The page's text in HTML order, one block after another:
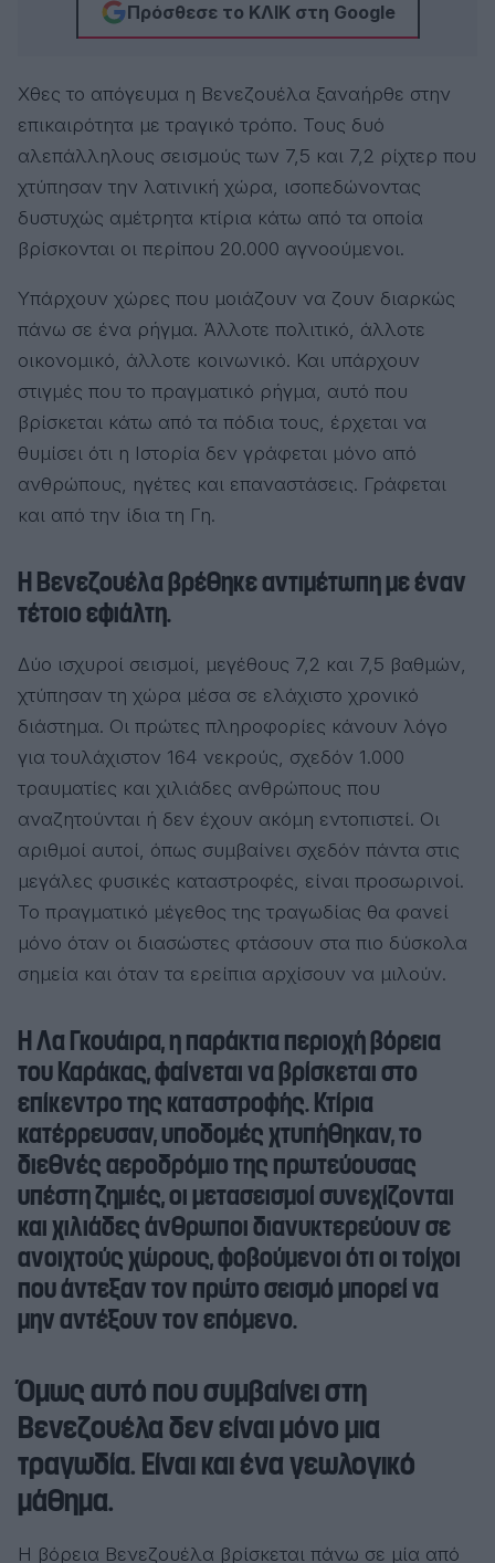
Πρόσθεσε το ΚΛΙΚ στη Google
Χθες το απόγευμα η Βενεζουέλα ξαναήρθε στην
επικαιρότητα με τραγικό τρόπο. Τους δυό
αλεπάλληλους σεισμούς των 7,5 και 7,2 ρίχτερ που
χτύπησαν την λατινική χώρα, ισοπεδώνοντας
δυστυχώς αμέτρητα κτίρια κάτω από τα οποία
βρίσκονται οι περίπου 20.000 αγνοούμενοι.
Υπάρχουν χώρες που μοιάζουν να ζουν διαρκώς
πάνω σε ένα ρήγμα. Άλλοτε πολιτικό, άλλοτε
οικονομικό, άλλοτε κοινωνικό. Και υπάρχουν
στιγμές που το πραγματικό ρήγμα, αυτό που
βρίσκεται κάτω από τα πόδια τους, έρχεται να
θυμίσει ότι η Ιστορία δεν γράφεται μόνο από
ανθρώπους, ηγέτες και επαναστάσεις. Γράφεται
και από την ίδια τη Γη.
Η Βενεζουέλα βρέθηκε αντιμέτωπη με έναν
τέτοιο εφιάλτη.
Δύο ισχυροί σεισμοί, μεγέθους 7,2 και 7,5 βαθμών,
χτύπησαν τη χώρα μέσα σε ελάχιστο χρονικό
διάστημα. Οι πρώτες πληροφορίες κάνουν λόγο
για τουλάχιστον 164 νεκρούς, σχεδόν 1.000
τραυματίες και χιλιάδες ανθρώπους που
αναζητούνται ή δεν έχουν ακόμη εντοπιστεί. Οι
αριθμοί αυτοί, όπως συμβαίνει σχεδόν πάντα στις
μεγάλες φυσικές καταστροφές, είναι προσωρινοί.
Το πραγματικό μέγεθος της τραγωδίας θα φανεί
μόνο όταν οι διασώστες φτάσουν στα πιο δύσκολα
σημεία και όταν τα ερείπια αρχίσουν να μιλούν.
Η Λα Γκουάιρα, η παράκτια περιοχή βόρεια
του Καράκας, φαίνεται να βρίσκεται στο
επίκεντρο της καταστροφής. Κτίρια
κατέρρευσαν, υποδομές χτυπήθηκαν, το
διεθνές αεροδρόμιο της πρωτεύουσας
υπέστη ζημιές, οι μετασεισμοί συνεχίζονται
και χιλιάδες άνθρωποι διανυκτερεύουν σε
ανοιχτούς χώρους, φοβούμενοι ότι οι τοίχοι
που άντεξαν τον πρώτο σεισμό μπορεί να
μην αντέξουν τον επόμενο.
Όμως αυτό που συμβαίνει στη
Βενεζουέλα δεν είναι μόνο μια
τραγωδία. Είναι και ένα γεωλογικό
μάθημα.
Η βόρεια Βενεζουέλα βρίσκεται πάνω σε μία από